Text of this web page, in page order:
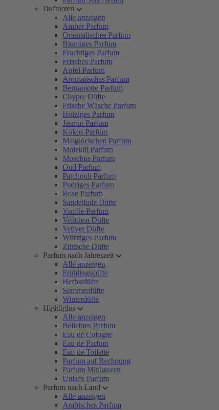
Duftnoten
Alle anzeigen
Amber Parfum
Orientalisches Parfum
Blumiges Parfum
Fruchtiges Parfum
Frisches Parfum
Apfel Parfum
Aromatisches Parfum
Bergamotte Parfum
Chypre Düfte
Frische Wäsche Parfum
Holziges Parfum
Jasmin Parfum
Kokos Parfum
Maiglöckchen Parfum
Molekül Parfum
Moschus Parfum
Oud Parfum
Patchouli Parfum
Pudriges Parfum
Rose Parfum
Sandelholz Düfte
Vanille Parfum
Veilchen Düfte
Vetiver Düfte
Würziges Parfum
Zitrische Düfte
Parfum nach Jahreszeit
Alle anzeigen
Frühlingsdüfte
Herbstdüfte
Sommerdüfte
Winterdüfte
Highlights
Alle anzeigen
Beliebtes Parfum
Eau de Cologne
Eau de Parfum
Eau de Toilette
Parfum auf Rechnung
Parfum Miniaturen
Unisex Parfum
Parfum nach Land
Alle anzeigen
Arabisches Parfum